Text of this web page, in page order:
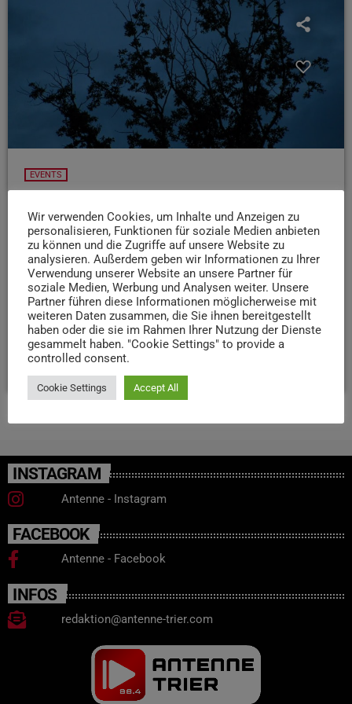
EVENTS
Wenn’s heute Abend dämmert, schaut doch einfach mal in
Merzig vorbei: Da findet ihr den 15. Mondschein-Markt
Ab 16 Uhr verwandelt sich die Innenstadt in ein
buntes Treiben aus Musik, Gauklern und rund hundert
Marktständen. Von Kunsthandwerk über Leckereien bis
hin zu mittelalterlichen Klängen und einer Feuershow zum
Finale gibt‘s viel zu entdecken!
today 24. OKTOBER 2025
INSTAGRAM
Antenne - Instagram
FACEBOOK
Antenne - Facebook
INFOS
redaktion@antenne-trier.com
Wir verwenden Cookies, um Inhalte und Anzeigen zu
personalisieren, Funktionen für soziale Medien anbieten
zu können und die Zugriffe auf unsere Website zu
analysieren. Außerdem geben wir Informationen zu Ihrer
Verwendung unserer Website an unsere Partner für
soziale Medien, Werbung und Analysen weiter. Unsere
Partner führen diese Informationen möglicherweise mit
weiteren Daten zusammen, die Sie ihnen bereitgestellt
haben oder die sie im Rahmen Ihrer Nutzung der Dienste
gesammelt haben. "Cookie Settings" to provide a
controlled consent.
Cookie Settings Accept All